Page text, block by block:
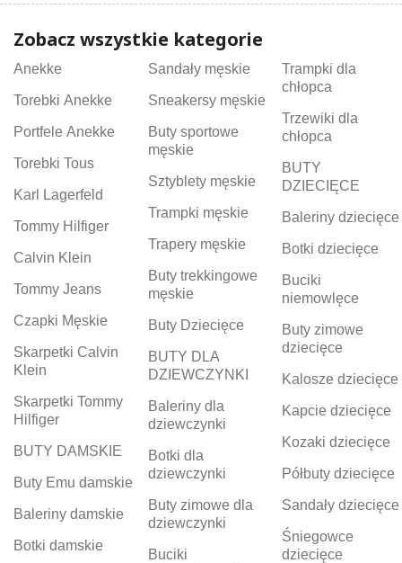
Zobacz wszystkie kategorie
Anekke
Torebki Anekke
Portfele Anekke
Torebki Tous
Karl Lagerfeld
Tommy Hilfiger
Calvin Klein
Tommy Jeans
Czapki Męskie
Skarpetki Calvin
Klein
Skarpetki Tommy
Hilfiger
BUTY DAMSKIE
Buty Emu damskie
Baleriny damskie
Botki damskie
Sandały męskie
Sneakersy męskie
Buty sportowe
męskie
Sztyblety męskie
Trampki męskie
Trapery męskie
Buty trekkingowe
męskie
Buty Dziecięce
BUTY DLA
DZIEWCZYNKI
Baleriny dla
dziewczynki
Botki dla
dziewczynki
Buty zimowe dla
dziewczynki
Buciki
Trampki dla
chłopca
Trzewiki dla
chłopca
BUTY
DZIECIĘCE
Baleriny dziecięce
Botki dziecięce
Buciki
niemowlęce
Buty zimowe
dziecięce
Kalosze dziecięce
Kapcie dziecięce
Kozaki dziecięce
Półbuty dziecięce
Sandały dziecięce
Śniegowce
dziecięce